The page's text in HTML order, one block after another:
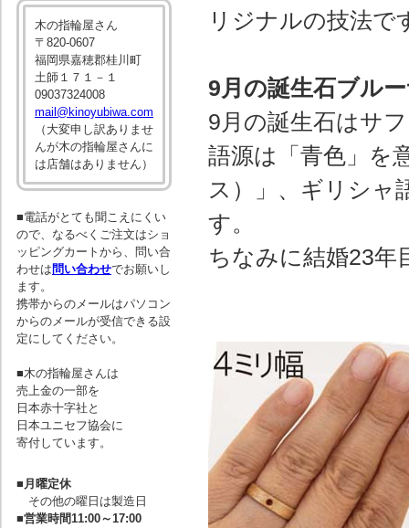
リジナルの技法で
9月の誕生石ブル
9月の誕生石はサ
語源は「青色」を
ス）」、ギリシャ
す。
ちなみに結婚23年
木の指輪屋さん
〒820-0607
福岡県嘉穂郡桂川町
土師１７１－１
09037324008
mail@kinoyubiwa.com
（大変申し訳ありませ
んが木の指輪屋さんに
は店舗はありません）
■電話がとても聞こえにくい
ので、なるべくご注文はショ
ッピングカートから、問い合
わせは 問い合わせでお願いし
ます。
携帯からのメールはパソコン
からのメールが受信できる設
定にしてください。
■木の指輪屋さんは
売上金の一部を
日本赤十字社と
日本ユニセフ協会に
寄付しています。
■ 月曜定休
その他の曜日は製造日
■営業時間11:00～17:00